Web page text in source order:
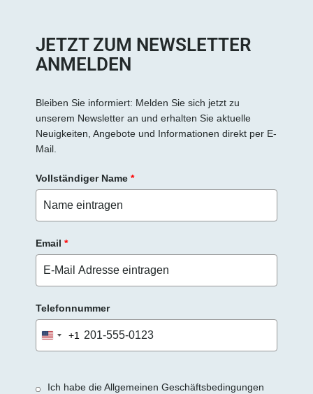
e
d
e
e
JETZT ZUM NEWSLETTER
ANMELDEN
Bleiben Sie informiert: Melden Sie sich jetzt zu
unserem Newsletter an und erhalten Sie aktuelle
Neuigkeiten, Angebote und Informationen direkt per E-
Mail.
Vollständiger Name *
Email *
Telefonnummer
United
States
+1
Ich habe die Allgemeinen Geschäftsbedingungen